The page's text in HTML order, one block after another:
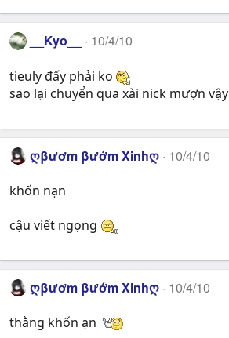
__Kyo__ 10/4/10
tieuly đấy phải ko
sao lại chuyển qua xài nick mượn vậy
ღβươm βướm Xinhღ 10/4/10
khốn nạn
cậu viết ngọng
ღβươm βướm Xinhღ 10/4/10
thằng khốn ạn